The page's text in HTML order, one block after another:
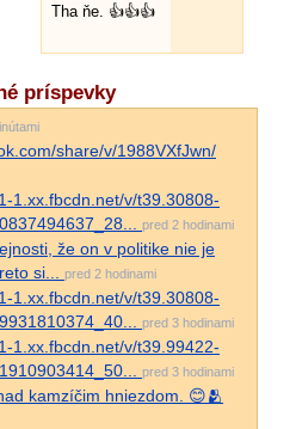
Tha ňe. 👍👍👍
príspevky
share/v/1988VXfJwn/
1.xx.fbcdn.net/v/t39.30808-
pred 2 hodinami
že on v politike nie je
si...
pred 2 hodinami
1.xx.fbcdn.net/v/t39.30808-
pred 3 hodinami
1.xx.fbcdn.net/v/t39.99422-
pred 3 hodinami
kamzíčim hniezdom. 😊🫂